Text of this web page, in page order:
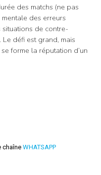
des matchs (ne pas
des erreurs
situations de contre-
défi est grand, mais
forme la réputation d’un
chaîne WHATSAPP